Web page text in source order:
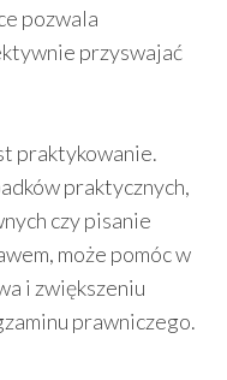
pozwala
przyswajać
praktykowanie.
praktycznych,
czy pisanie
może pomóc w
i zwiększeniu
prawniczego.